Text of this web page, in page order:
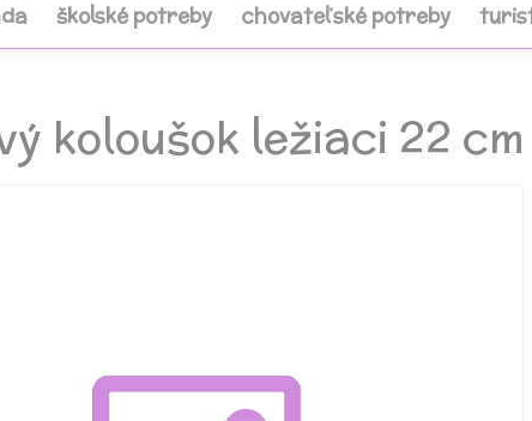
školské potreby chovateľské potreby
koloušok ležiaci 22